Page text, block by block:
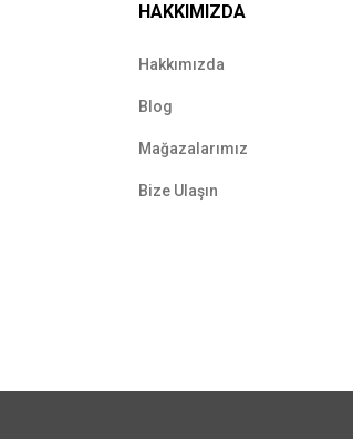
HAKKIMIZDA
Hakkımızda
Blog
Mağazalarımız
Bize Ulaşın